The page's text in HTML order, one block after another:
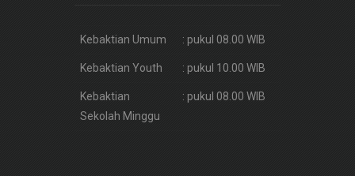
Kebaktian Umum : pukul 08.00 WIB
Kebaktian Youth : pukul 10.00 WIB
Kebaktian
Sekolah Minggu
: pukul 08.00 WIB